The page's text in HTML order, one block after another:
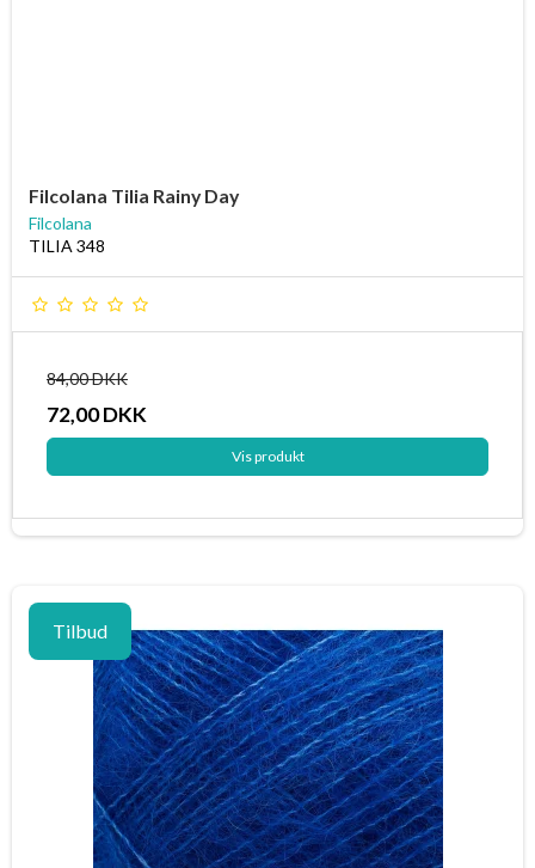
Filcolana Tilia Rainy Day
Filcolana
TILIA 348
84,00 DKK
72,00 DKK
Vis produkt
Tilbud